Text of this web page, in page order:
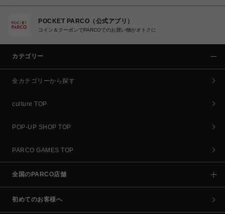
POCKET PARCO（公式アプリ）
コイン＆クーポンでPARCOでのお買い物がオトクに
カテゴリー
全カテゴリーから探す
culture TOP
POP-UP SHOP TOP
PARCO GAMES TOP
全国のPARCO店舗
初めてのお客様へ